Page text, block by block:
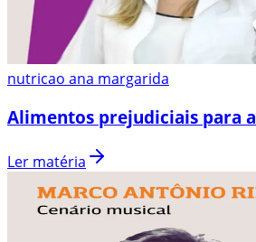
nutricao ana margarida
Alimentos prejudiciais para
Ler matéria